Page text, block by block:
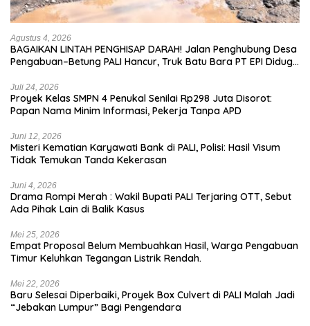
Agustus 4, 2026
BAGAIKAN LINTAH PENGHISAP DARAH! Jalan Penghubung Desa
Pengabuan–Betung PALI Hancur, Truk Batu Bara PT EPI Diduga
Juli 24, 2026
Proyek Kelas SMPN 4 Penukal Senilai Rp298 Juta Disorot:
Papan Nama Minim Informasi, Pekerja Tanpa APD
Juni 12, 2026
Misteri Kematian Karyawati Bank di PALI, Polisi: Hasil Visum
Tidak Temukan Tanda Kekerasan
Juni 4, 2026
Drama Rompi Merah : Wakil Bupati PALI Terjaring OTT, Sebut
Ada Pihak Lain di Balik Kasus
Mei 25, 2026
Empat Proposal Belum Membuahkan Hasil, Warga Pengabuan
Timur Keluhkan Tegangan Listrik Rendah.
Mei 22, 2026
Baru Selesai Diperbaiki, Proyek Box Culvert di PALI Malah Jadi
“Jebakan Lumpur” Bagi Pengendara